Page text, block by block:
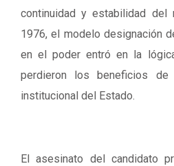
continuidad y estabilidad del
1976, el modelo designación
en el poder entró en la
perdieron los beneficios
institucional del Estado.
El asesinato del candidato